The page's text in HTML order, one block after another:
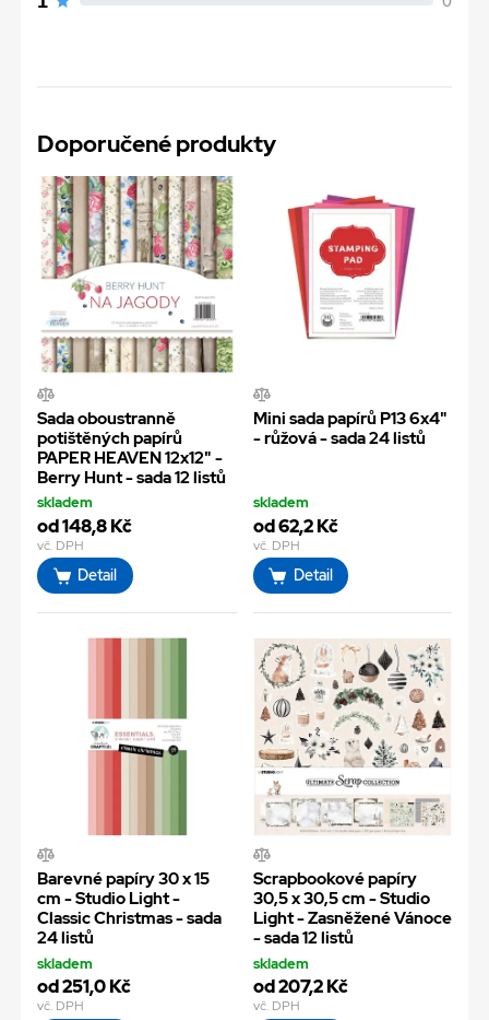
Doporučené produkty
Sada oboustranně
potištěných papírů
PAPER HEAVEN 12x12" -
Berry Hunt - sada 12 listů
skladem
od 148,8 Kč
vč. DPH
Detail
Mini sada papírů P13 6x4"
- růžová - sada 24 listů
skladem
od 62,2 Kč
vč. DPH
Detail
Barevné papíry 30 x 15
cm - Studio Light -
Classic Christmas - sada
24 listů
skladem
od 251,0 Kč
vč. DPH
Scrapbookové papíry
30,5 x 30,5 cm - Studio
Light - Zasněžené Vánoce
- sada 12 listů
skladem
od 207,2 Kč
vč. DPH